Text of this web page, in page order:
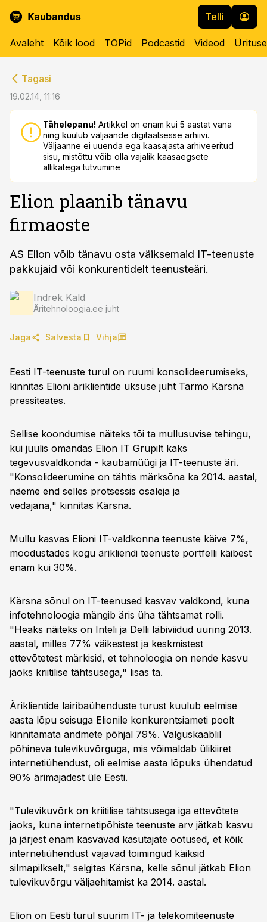
Telli
Avaleht Kõik lood TOPid Podcastid Videod
Tagasi
19.02.14, 11:16
Tähelepanu! Artikkel on enam kui 5 aastat vana
ning kuulub väljaande digitaalsesse arhiivi.
Väljaanne ei uuenda ega kaasajasta arhiveeritud
sisu, mistõttu võib olla vajalik kaasaegsete
allikatega tutvumine
Elion plaanib tänavu
firmaoste
AS Elion võib tänavu osta väiksemaid IT-teenuste
pakkujaid või konkurentidelt teenusteäri.
Indrek Kald
Äritehnoloogia.ee juht
Jaga Salvesta Vihja
Eesti IT-teenuste turul on ruumi konsolideerumiseks,
kinnitas Elioni äriklientide üksuse juht Tarmo Kärsna
pressiteates.
Sellise koondumise näiteks tõi ta mullusuvise tehingu,
kui juulis omandas Elion IT Grupilt kaks
tegevusvaldkonda - kaubamüügi ja IT-teenuste äri.
"Konsolideerumine on tähtis märksõna ka 2014. aastal,
näeme end selles protsessis osaleja ja
vedajana," kinnitas Kärsna.
Mullu kasvas Elioni IT-valdkonna teenuste käive 7%,
moodustades kogu ärikliendi teenuste portfelli käibest
enam kui 30%.
Kärsna sõnul on IT-teenused kasvav valdkond, kuna
infotehnoloogia mängib äris üha tähtsamat rolli.
"Heaks näiteks on Inteli ja Delli läbiviidud uuring 2013.
aastal, milles 77% väikestest ja keskmistest
ettevõtetest märkisid, et tehnoloogia on nende kasvu
jaoks kriitilise tähtsusega," lisas ta.
Äriklientide lairibaühenduste turust kuulub eelmise
aasta lõpu seisuga Elionile konkurentsiameti poolt
kinnitamata andmete põhjal 79%. Valguskaablil
põhineva tulevikuvõrguga, mis võimaldab ülikiiret
internetiühendust, oli eelmise aasta lõpuks ühendatud
90% ärimajadest üle Eesti.
"Tulevikuvõrk on kriitilise tähtsusega iga ettevõtete
jaoks, kuna internetipõhiste teenuste arv jätkab kasvu
ja järjest enam kasvavad kasutajate ootused, et kõik
internetiühendust vajavad toimingud käiksid
silmapilkselt," selgitas Kärsna, kelle sõnul jätkab Elion
tulevikuvõrgu väljaehitamist ka 2014. aastal.
Elion on Eesti turul suurim IT- ja telekomiteenuste